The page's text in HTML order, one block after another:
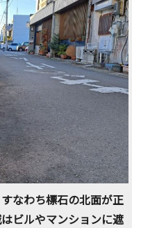
なわち標石の北面が正
ビルやマンションに遮